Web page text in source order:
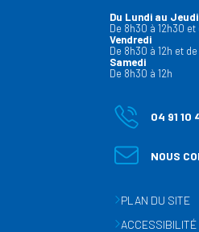
Du Lundi au Jeudi
De 8h30 à 12h30 et
Vendredi
De 8h30 à 12h et de
Samedi
De 8h30 à 12h
04 91 10
NOUS
PLAN DU SITE
ACCESSIBILITÉ